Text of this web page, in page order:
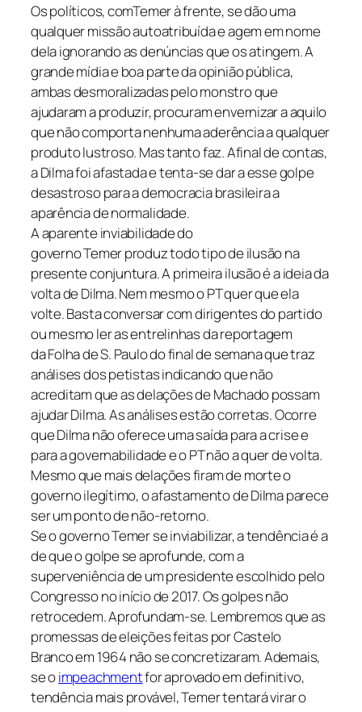
Os políticos, comTemer à frente, se dão uma
qualquer missão autoatribuída e agem em nome
dela ignorando as denúncias que os atingem. A
grande mídia e boa parte da opinião pública,
ambas desmoralizadas pelo monstro que
ajudaram a produzir, procuram envernizar a aquilo
que não comporta nenhuma aderência a qualquer
produto lustroso. Mas tanto faz. Afinal de contas,
a Dilma foi afastada e tenta-se dar a esse golpe
desastroso para a democracia brasileira a
aparência de normalidade.
A aparente inviabilidade do
governo Temer produz todo tipo de ilusão na
presente conjuntura. A primeira ilusão é a ideia da
volta de Dilma. Nem mesmo o PT quer que ela
volte. Basta conversar com dirigentes do partido
ou mesmo ler as entrelinhas da reportagem
da Folha de S. Paulo do final de semana que traz
análises dos petistas indicando que não
acreditam que as delações de Machado possam
ajudar Dilma. As análises estão corretas. Ocorre
que Dilma não oferece uma saída para a crise e
para a governabilidade e o PT não a quer de volta.
Mesmo que mais delações firam de morte o
governo ilegítimo, o afastamento de Dilma parece
ser um ponto de não-retorno.
Se o governo Temer se inviabilizar, a tendência é a
de que o golpe se aprofunde, com a
superveniência de um presidente escolhido pelo
Congresso no início de 2017. Os golpes não
retrocedem. Aprofundam-se. Lembremos que as
promessas de eleições feitas por Castelo
Branco em 1964 não se concretizaram. Ademais,
se oimpeachmentfor aprovado em definitivo,
tendência mais provável, Temer tentará virar o